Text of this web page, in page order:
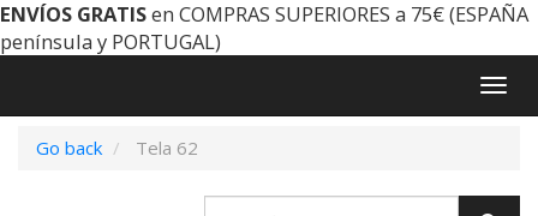
ENVÍOS GRATISen COMPRAS SUPERIORES a 75€ (ESPAÑA
península y PORTUGAL)
Go back
Tela 62